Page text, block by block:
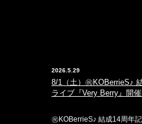
2026.5.29
8/1（土）㊗️KOBerrieS♪
ライブ『Very Berry』開
㊗️KOBerrieS♪ 結成14周年